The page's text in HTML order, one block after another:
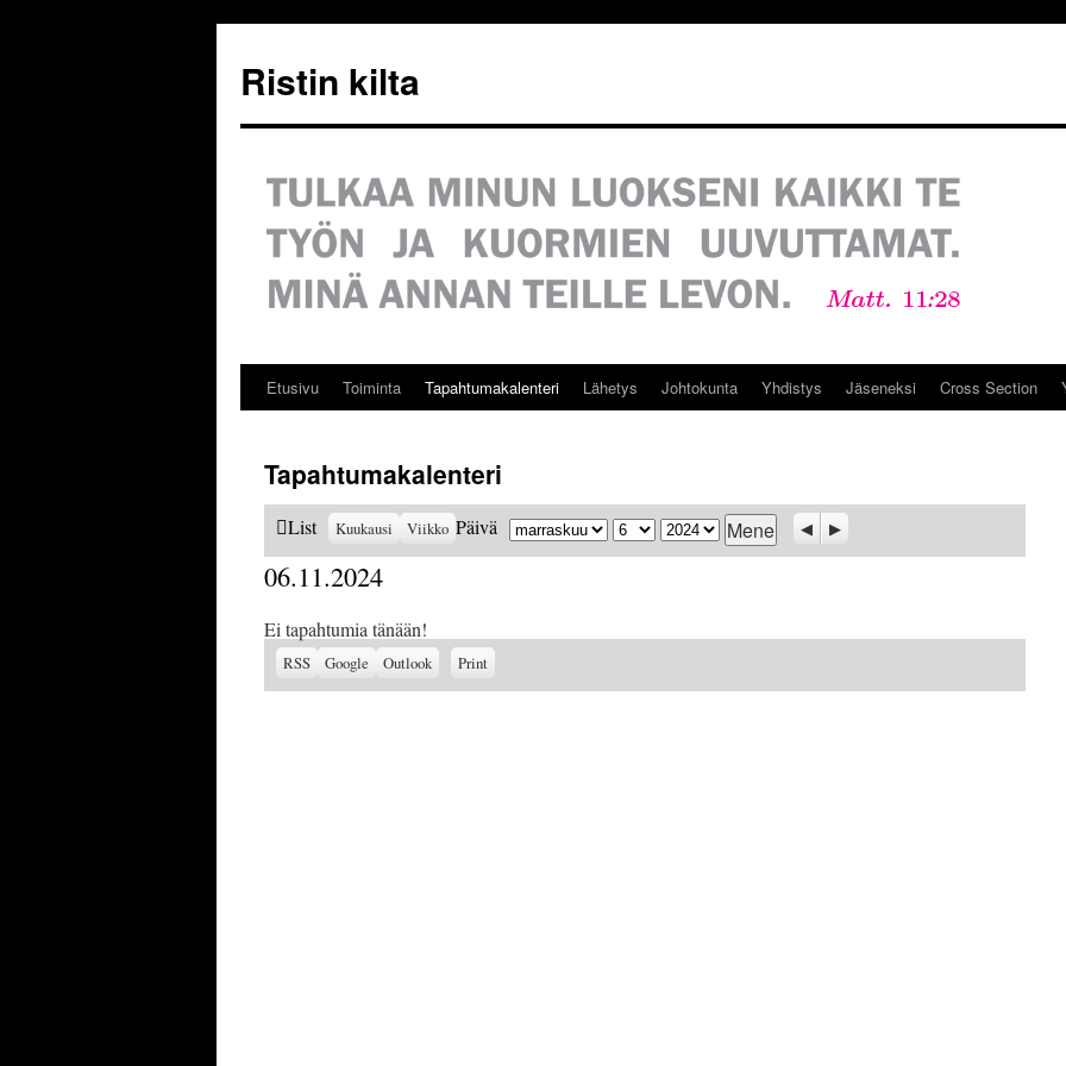
Ristin kilta
Etusivu Toiminta Tapahtumakalenteri Lähetys Johtokunta Yhdistys Jäseneksi Cross Section
Tapahtumakalenteri
View
as
List Kuukausi Viikko Päivä Kuukausi PäiväVuosi Previous
Seuraava
06.11.2024
Ei tapahtumia tänään!
RSS
Subscribe
Google
Subscribe
Outlook Print